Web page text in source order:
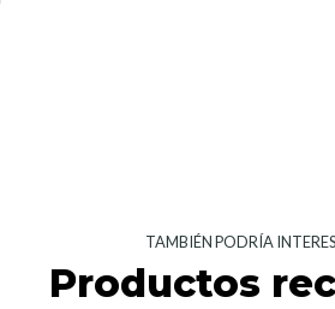
TAMBIÉN PODRÍA
Productos